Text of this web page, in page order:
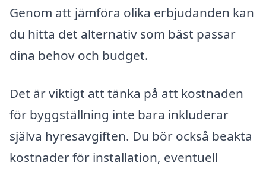
Genom att jämföra olika erbjudanden kan
du hitta det alternativ som bäst passar
dina behov och budget.
Det är viktigt att tänka på att kostnaden
för byggställning inte bara inkluderar
själva hyresavgiften. Du bör också beakta
kostnader för installation, eventuell